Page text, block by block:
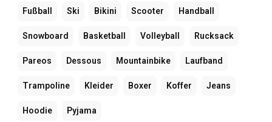
Fußball Ski Bikini Scooter Handball
Snowboard Basketball Volleyball Rucksack
Pareos Dessous Mountainbike Laufband
Trampoline Kleider Boxer Koffer Jeans
Hoodie Pyjama